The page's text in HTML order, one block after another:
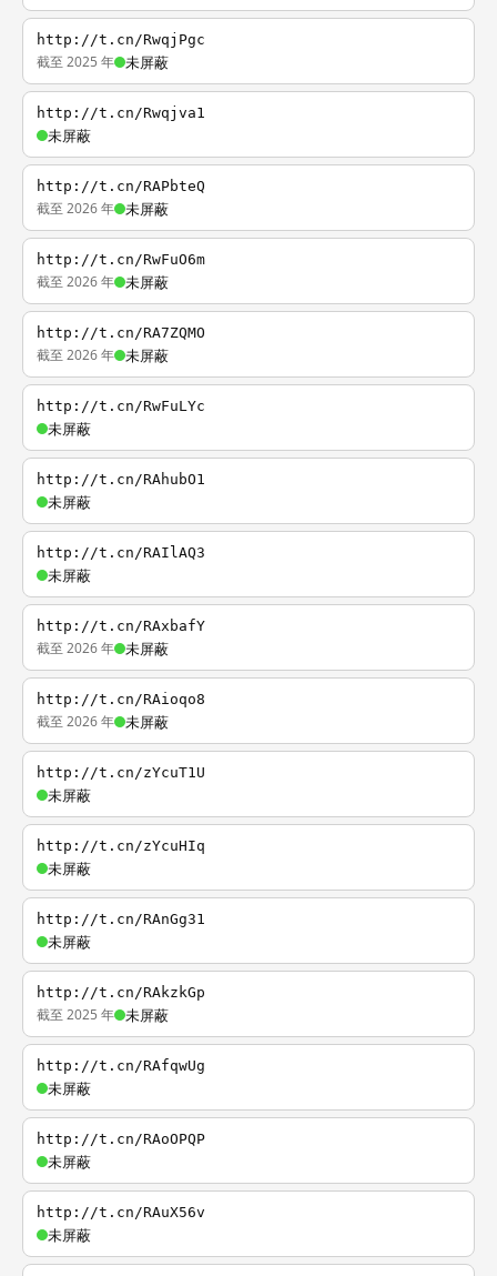
http://t.cn/RwqjPgc
截至 2025 年 未屏蔽
http://t.cn/Rwqjva1
未屏蔽
http://t.cn/RAPbteQ
截至 2026 年 未屏蔽
http://t.cn/RwFuO6m
截至 2026 年 未屏蔽
http://t.cn/RA7ZQMO
截至 2026 年 未屏蔽
http://t.cn/RwFuLYc
未屏蔽
http://t.cn/RAhubO1
未屏蔽
http://t.cn/RAIlAQ3
未屏蔽
http://t.cn/RAxbafY
截至 2026 年 未屏蔽
http://t.cn/RAioqo8
截至 2026 年 未屏蔽
http://t.cn/zYcuT1U
未屏蔽
http://t.cn/zYcuHIq
未屏蔽
http://t.cn/RAnGg31
未屏蔽
http://t.cn/RAkzkGp
截至 2025 年 未屏蔽
http://t.cn/RAfqwUg
未屏蔽
http://t.cn/RAoOPQP
未屏蔽
http://t.cn/RAuX56v
未屏蔽